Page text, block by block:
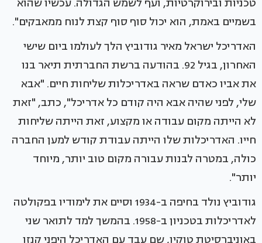
בשמיים באמת, הוא יכול סוף סוף קצת לנוח ממאבקים".
האדריכל ישראל מאיר גודוביץ הלך לעולמו ביום שישי
האחרון, בגיל 92. בהודעה ברשת החברתית תיאר בנו
את אביו כאדם שראה באדריכלות שליחות חיים. "אבא
שלי, לפני שהיה אבא היה קודם כל אדריכל", כתב, "זאת
לא הייתה מקום עבודה או מקצוע, זאת הייתה שליחות
חייו. האדריכלות שלו הייתה עבודת קודש למען החברה
כולה, במטרה לבנות עבורה מקום טוב יותר, מיוחד
יותר".
גודוביץ נולד בחיפה ב-1934 וסיים את לימודיו בפקולטה
לאדריכלות בטכניון ב-1958. בהמשך למד לתואר שני
באוניברסיטת טוקיו, שם עבד עם האדריכל היפני קנזו